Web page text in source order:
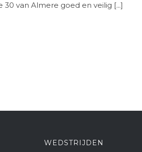
van Almere goed en veilig [...]
WEDSTRIJDEN